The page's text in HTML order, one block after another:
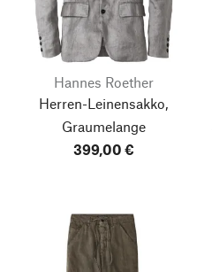
Hannes Roether
Herren-Leinensakko,
Graumelange
399,00 €